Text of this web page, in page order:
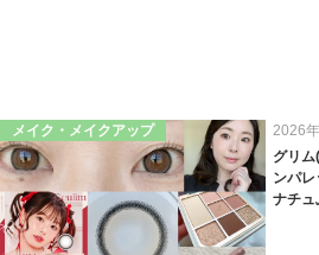
メイク・メイクアップ
2026
グリ
ンパ
ナチュ